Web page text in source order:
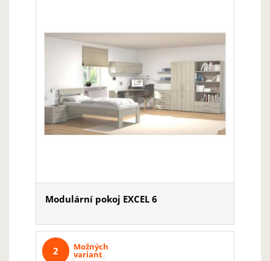
Modulární pokoj EXCEL 6
Možných
variant
2